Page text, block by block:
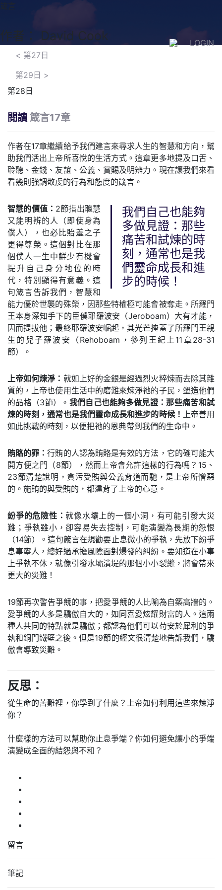
LOGIN
箴言
作者： David Cook
< 第27日
第29日 >
第28日
閱讀 箴言17章
作者在17章繼續給予我們建言來尋求人生的智慧和方向，幫
助我們活出上帝所喜悅的生活方式。這章更多地提及口舌、
聆聽、金錢、友誼、公義、賞賜及明辨力。現在讓我們來看
看幾則強調敬虔的行為和態度的箴言。
我們自己也能夠
多做見證：那些
痛苦和試煉的時
刻，通常也是我
們靈命成長和進
步的時候！
智慧的價值： 2節指出聰慧
又能明辨的人（即使身為
僕人），也必比貽羞之子
更得尊榮。這個對比在那
個僕人一生中鮮少有機會
提升自己身分地位的時
代，特別顯得有意義。這
句箴言告訴我們，智慧和
能力優於世襲的殊榮，因那些特權極可能會被奪走。所羅門
王本身深知手下的臣僕耶羅波安（Jeroboam）大有才能，
因而提拔他；最終耶羅波安崛起，其光芒掩蓋了所羅門王親
生的兒子羅波安（Rehoboam，參列王紀上11章28-31
節）。
上帝如何煉淨： 就如上好的金銀是經過烈火粹煉而去除其雜
質的，上帝也使用生活中的磨難來煉淨祂的子民，塑造他們
的品格（3節）。 我們自己也能夠多做見證：那些痛苦和試
煉的時刻，通常也是我們靈命成長和進步的時候！ 上帝善用
如此挑戰的時刻，以便把祂的恩典帶到我們的生命中。
賄賂的罪：行賄的人認為賄賂是有效的方法，它的確可能大
開方便之門（8節），然而上帝會允許這樣的行為嗎？15、
23節清楚說明，貪污受賄與公義背道而馳，是上帝所憎惡
的。施賄的與受賄的，都違背了上帝的心意。
紛爭的危險性：就像水壩上的一個小洞，有可能引發大災
難；爭執雖小，卻容易失去控制，可能演變為長期的怨恨
（14節）。這句箴言在規勸要止息微小的爭執，先放下紛爭
息事寧人，總好過承擔風險面對爆發的糾紛。要知道在小事
上爭執不休，就像引發水壩潰堤的那個小小裂縫，將會帶來
更大的災難！
19節再次警告爭競的事，把愛爭競的人比喻為自築高牆的。
愛爭競的人多是驕傲自大的，如同喜愛炫耀財富的人。這兩
種人共同的特點就是驕傲；都認為他們可以苟安於犀利的爭
執和銅門鐵壁之後。但是19節的經文很清楚地告訴我們，驕
傲會導致災難。
反思：
從生命的苦難裡，你學到了什麼？上帝如何利用這些來煉淨
你？
什麼樣的方法可以幫助你止息爭端？你如何避免讓小的爭端
演變成全面的結怨與不和？
留言
筆記